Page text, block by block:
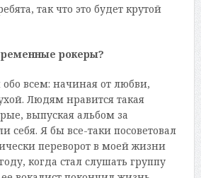
так что это будет крутой
рокеры?
всем: начиная от любви,
Людям нравится такая
выпуская альбом за
себя. Я бы все-таки посоветовал
переворот в моей жизни
когда стал слушать группу